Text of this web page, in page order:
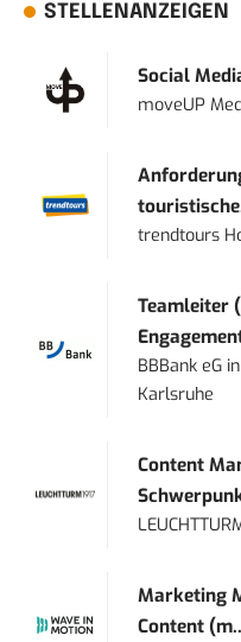
STELLENANZEIGEN
Social
moveUP
trendtours
Teamleiter
BBBank eG in
Karlsruhe
Content
Marketing
Content